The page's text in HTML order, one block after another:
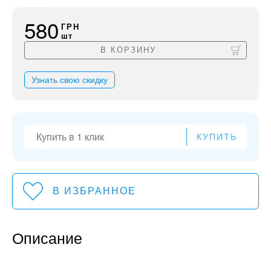
580 ГРН
шт
В КОРЗИНУ
Узнать свою скидку
КУПИТЬ
В ИЗБРАННОЕ
Описание